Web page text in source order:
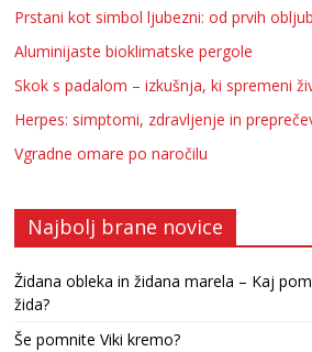
Prstani kot simbol ljubezni: od prvih
Aluminijaste bioklimatske pergole
Skok s padalom – izkušnja, ki spremeni
Herpes: simptomi, zdravljenje in
Vgradne omare po naročilu
Najbolj brane novice
Židana obleka in židana marela – Kaj
žida?
Še pomnite Viki kremo?